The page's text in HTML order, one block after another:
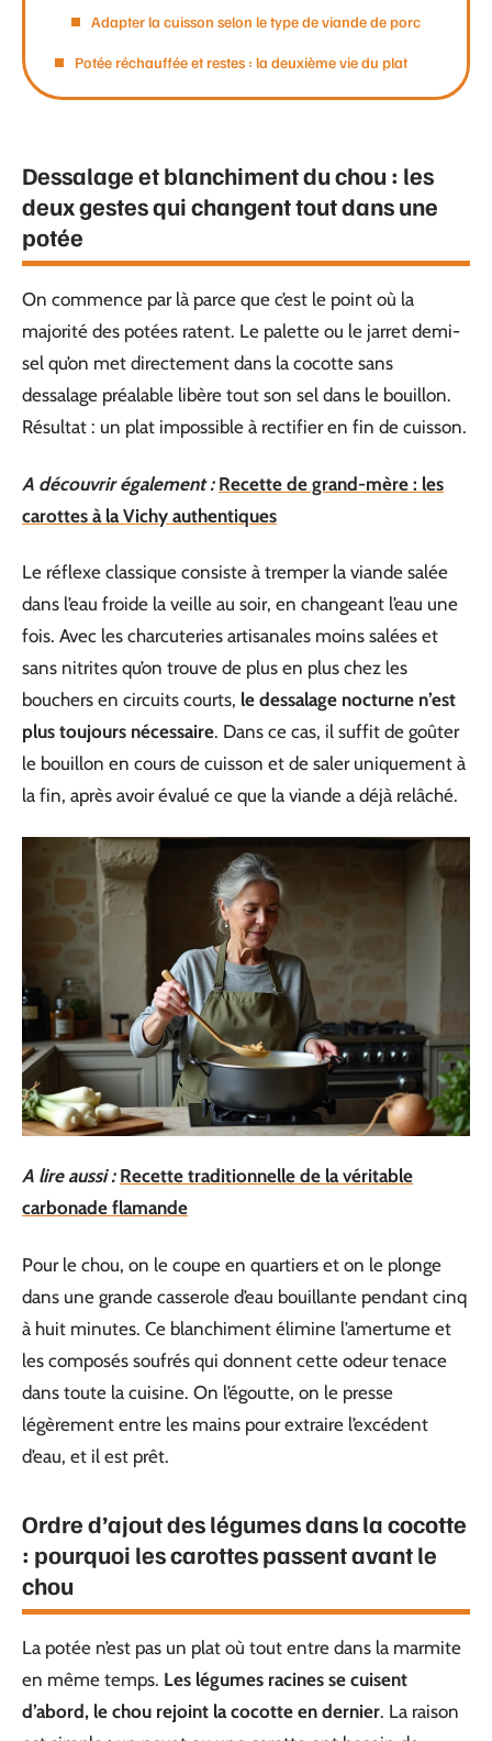
Adapter la cuisson selon le type de viande de porc
Potée réchauffée et restes : la deuxième vie du plat
Dessalage et blanchiment du chou : les
deux gestes qui changent tout dans une
potée
On commence par là parce que c’est le point où la
majorité des potées ratent. Le palette ou le jarret demi-
sel qu’on met directement dans la cocotte sans
dessalage préalable libère tout son sel dans le bouillon.
Résultat : un plat impossible à rectifier en fin de cuisson.
A découvrir également : Recette de grand-mère : les
carottes à la Vichy authentiques
Le réflexe classique consiste à tremper la viande salée
dans l’eau froide la veille au soir, en changeant l’eau une
fois. Avec les charcuteries artisanales moins salées et
sans nitrites qu’on trouve de plus en plus chez les
bouchers en circuits courts, le dessalage nocturne n’est
plus toujours nécessaire. Dans ce cas, il suffit de goûter
le bouillon en cours de cuisson et de saler uniquement à
la fin, après avoir évalué ce que la viande a déjà relâché.
A lire aussi : Recette traditionnelle de la véritable
carbonade flamande
Pour le chou, on le coupe en quartiers et on le plonge
dans une grande casserole d’eau bouillante pendant cinq
à huit minutes. Ce blanchiment élimine l’amertume et
les composés soufrés qui donnent cette odeur tenace
dans toute la cuisine. On l’égoutte, on le presse
légèrement entre les mains pour extraire l’excédent
d’eau, et il est prêt.
Ordre d’ajout des légumes dans la cocotte
: pourquoi les carottes passent avant le
chou
La potée n’est pas un plat où tout entre dans la marmite
en même temps. Les légumes racines se cuisent
d’abord, le chou rejoint la cocotte en dernier. La raison